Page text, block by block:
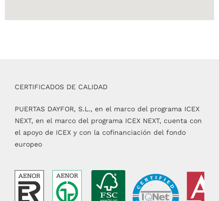
CERTIFICADOS DE CALIDAD
PUERTAS DAYFOR, S.L., en el marco del programa ICEX
NEXT, en el marco del programa ICEX NEXT, cuenta con
el apoyo de ICEX y con la cofinanciación del fondo
europeo